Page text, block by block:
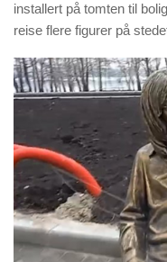
installert på tomten til
reise flere figurer på